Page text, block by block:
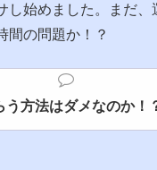
し始めました。まだ、
間の問題か！？
う方法はダメなのか！